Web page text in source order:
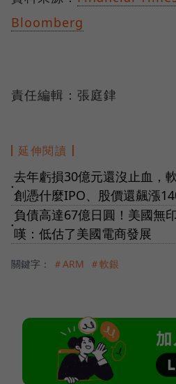
Bloomberg
責任編輯：張庭銉
延伸閱讀
●
去年虧損30億元還沒止血，
創憑什麼IPO、股價還飆漲
●
負債高達67億日圓！美國無
嘆：低估了美國電商發展
關鍵字： ＃ARM ＃軟銀